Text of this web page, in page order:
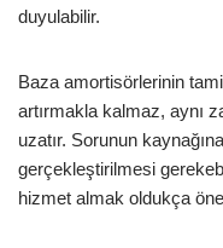
duyulabilir.
Baza amortisörlerinin
artırmakla kalmaz, aynı
uzatır. Sorunun
gerçekleştirilmesi
hizmet almak oldukça